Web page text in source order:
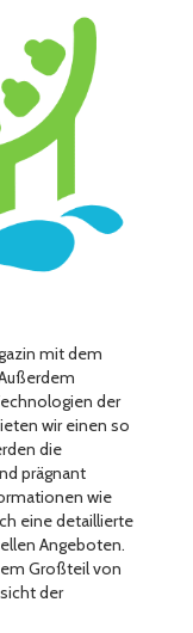
mit dem
der
wir einen so
die
prägnant
wie
eine detaillierte
Angeboten.
Großteil von
der